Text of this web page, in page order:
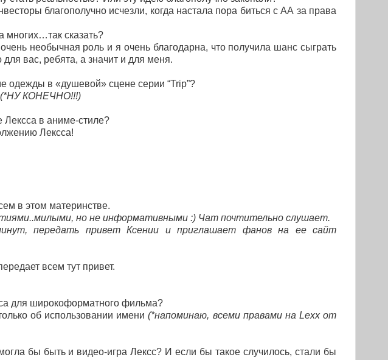
благополучно исчезли, когда настала пора биться с АА за права
многих…так сказать?
необычная роль и я очень благодарна, что получила шанс сыграть
для вас, ребята, а значит и для меня.
одежды в «душевой» сцене серии “Trip”?
(*НУ КОНЕЧНО!!!)
Лексса в аниме-стиле?
Лексса!
в этом материнстве.
но не информативными :) Чат почтительно слушает.
передать привет Ксении и приглашает фанов на ее сайт
всем тут привет.
для широкоформатного фильма?
об использовании имени(*напоминаю, всеми правами на Lexx от
бы быть и видео-игра Лексс? И если бы такое случилось, стали бы